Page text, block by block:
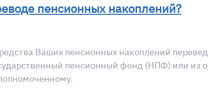
пенсионных накоплений?
Ваших пенсионных накоплений
пенсионный фонд (НПФ) или из